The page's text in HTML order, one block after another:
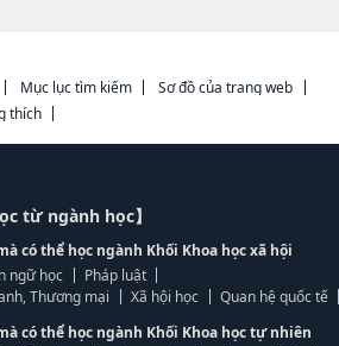
Mục lục tìm kiếm
Sơ đồ của trang web
thích
từ ngành học】
có thể học ngành Khối Khoa học xã hội
ngữ học
Pháp luật
Thương mại
Xã hội học
Quan hệ quốc tế
có thể học ngành Khối Khoa học tự nhiên